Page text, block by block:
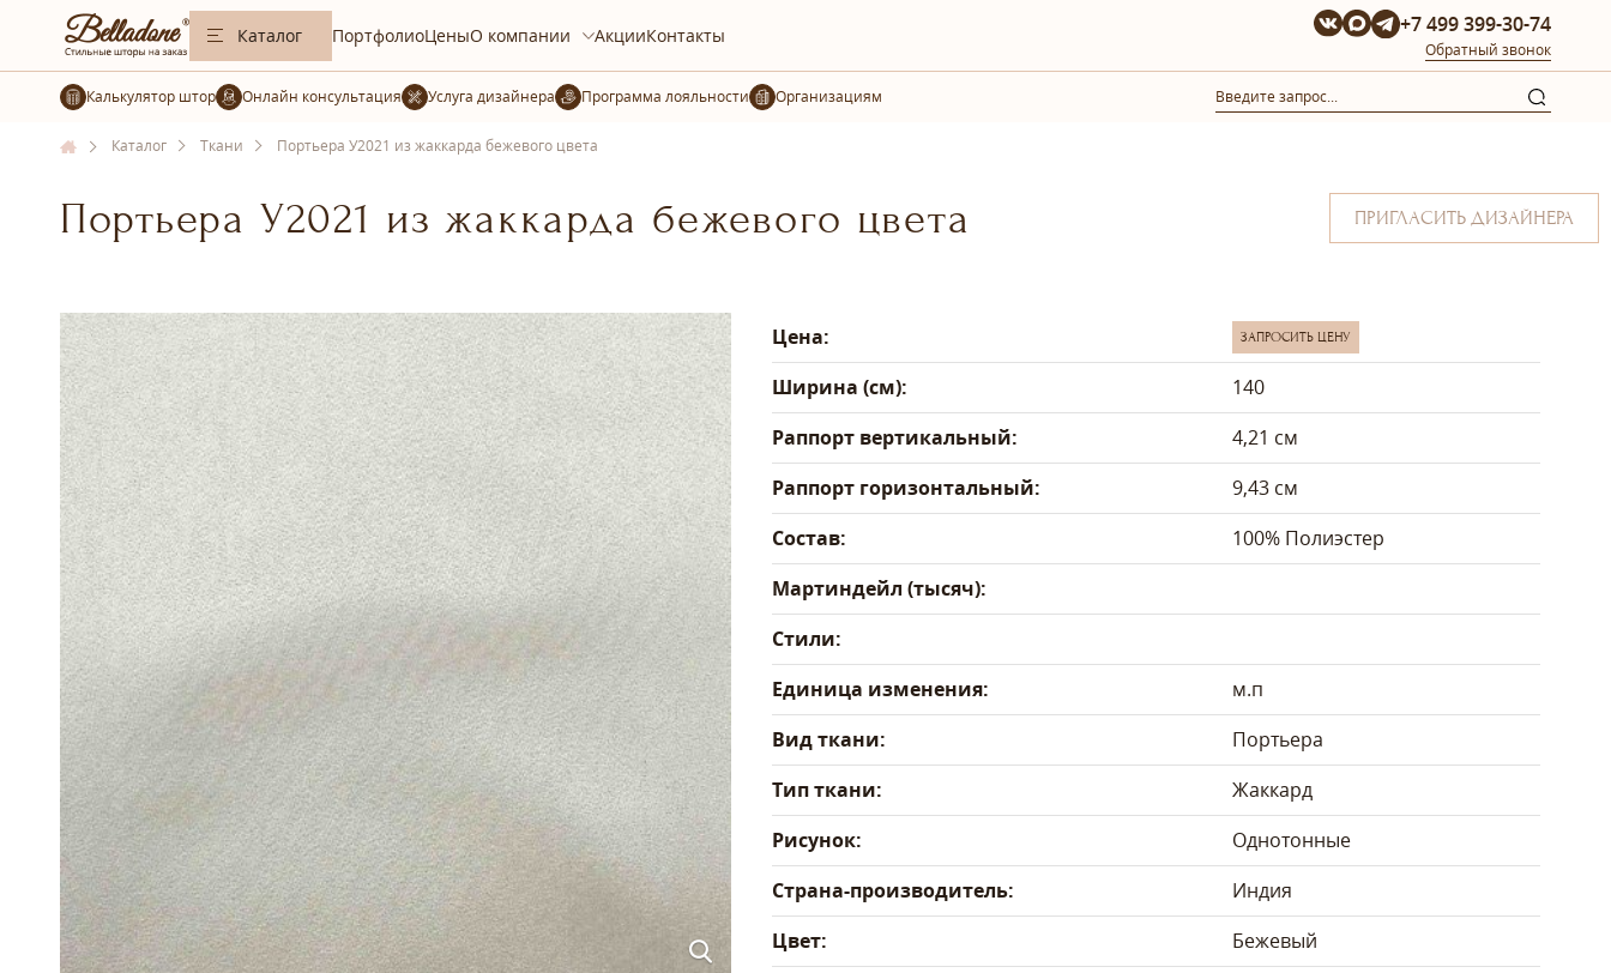
Каталог ПортфолиоЦеныО компании АкцииКонтакты +7 499 399-30-74
Обратный звонок
Калькулятор штор Услуга дизайнера Организациям
Каталог Ткани Портьера У2021 из жаккарда бежевого цвета
Портьера У2021 из жаккарда бежевого цвета ПРИГЛАСИТЬ ДИЗАЙНЕРА
Цена: ЗАПРОСИТЬ ЦЕНУ
Ширина (см):
140
Раппорт вертикальный:
4,21 см
Раппорт горизонтальный:
9,43 см
Состав:
100% Полиэстер
Мартиндейл (тысяч):
Стили:
Единица изменения:
м.п
Вид ткани:
Портьера
Тип ткани:
Жаккард
Рисунок:
Однотонные
Страна-производитель:
Индия
Цвет:
Бежевый